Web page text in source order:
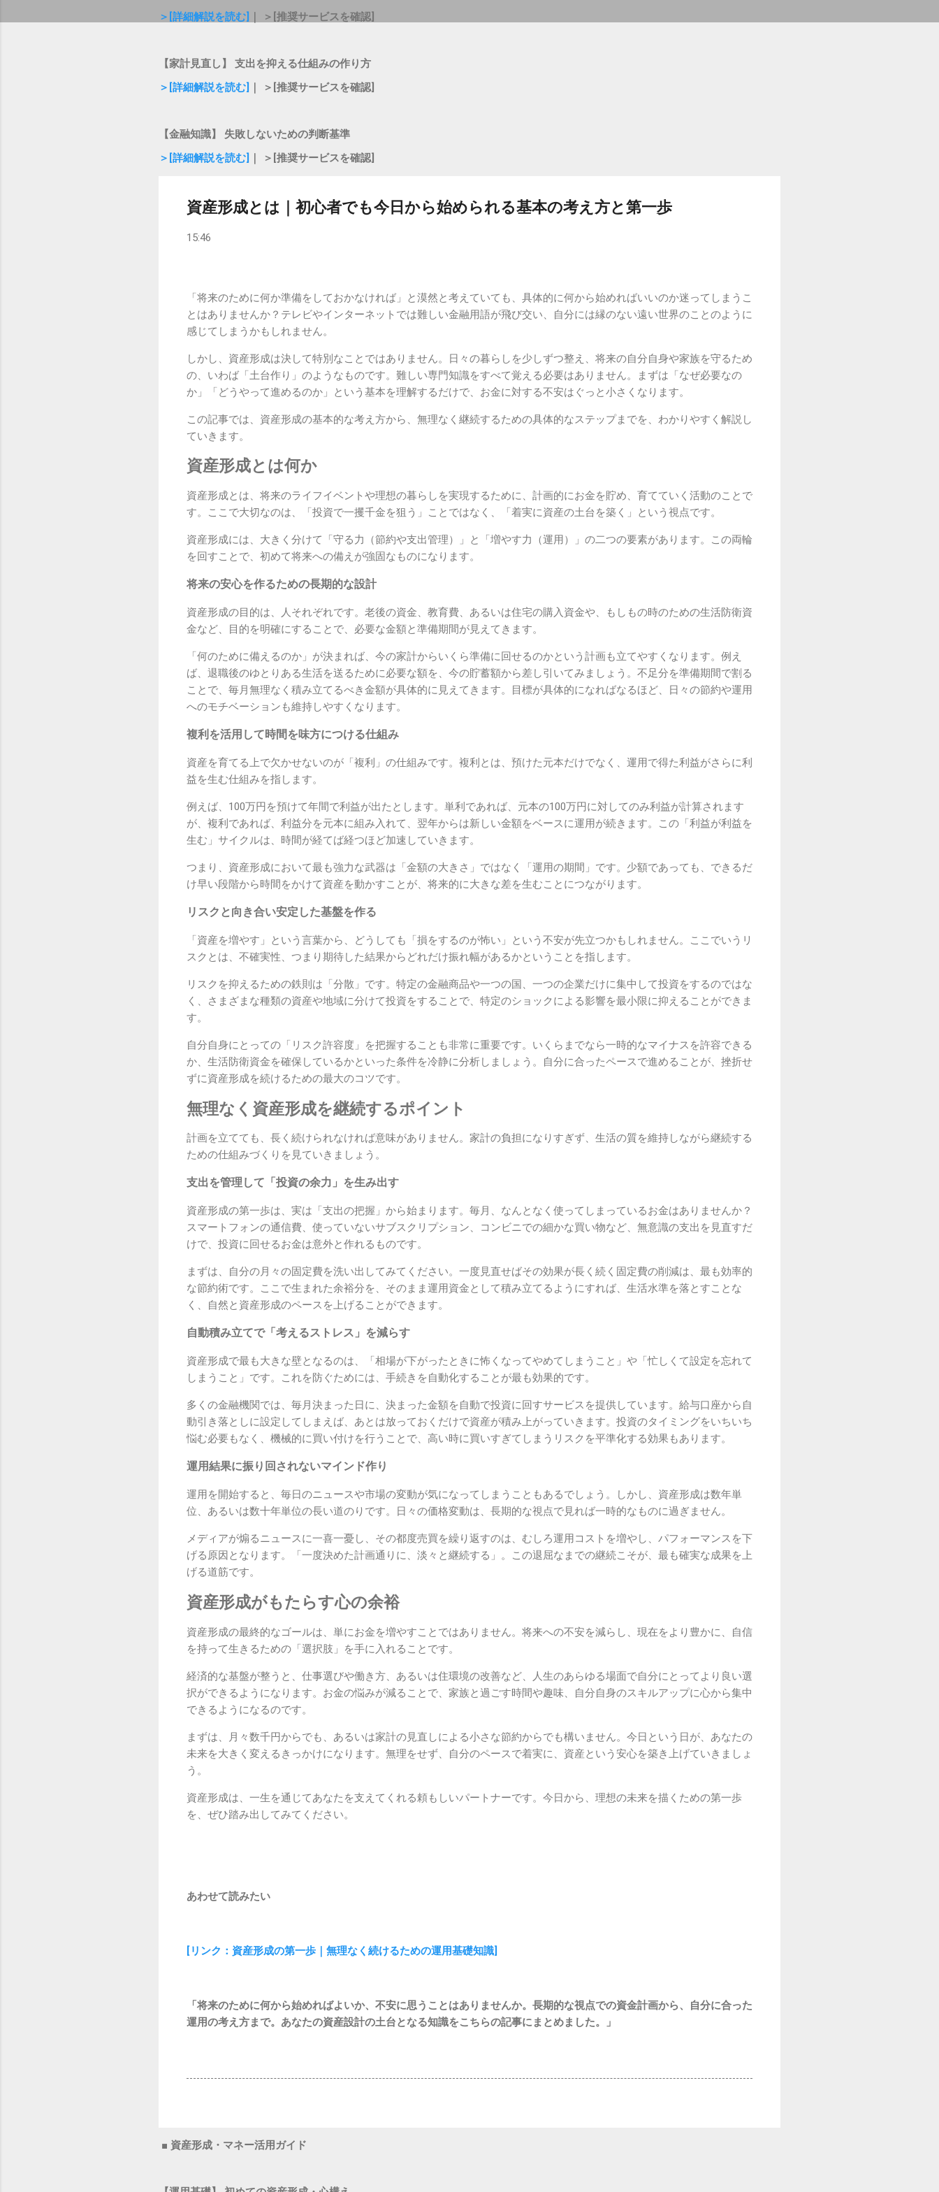
＞[詳細解説を読む]
｜ ＞[推奨サービスを確認]
【家計見直し】 支出を抑える仕組みの作り方
＞[詳細解説を読む]
｜ ＞[推奨サービスを確認]
【金融知識】 失敗しないための判断基準
＞[詳細解説を読む]
｜ ＞[推奨サービスを確認]
資産形成とは｜初心者でも今日から始められる基本の考え方と第一歩
15:46
「将来のために何か準備をしておかなければ」と漠然と考えていても、具体的に何から始めればいいのか迷ってしまうこ
とはありませんか？テレビやインターネットでは難しい金融用語が飛び交い、自分には縁のない遠い世界のことのように
感じてしまうかもしれません。
しかし、資産形成は決して特別なことではありません。日々の暮らしを少しずつ整え、将来の自分自身や家族を守るため
の、いわば「土台作り」のようなものです。難しい専門知識をすべて覚える必要はありません。まずは「なぜ必要なの
か」「どうやって進めるのか」という基本を理解するだけで、お金に対する不安はぐっと小さくなります。
この記事では、資産形成の基本的な考え方から、無理なく継続するための具体的なステップまでを、わかりやすく解説し
ていきます。
資産形成とは何か
資産形成とは、将来のライフイベントや理想の暮らしを実現するために、計画的にお金を貯め、育てていく活動のことで
す。ここで大切なのは、「投資で一攫千金を狙う」ことではなく、「着実に資産の土台を築く」という視点です。
資産形成には、大きく分けて「守る力（節約や支出管理）」と「増やす力（運用）」の二つの要素があります。この両輪
を回すことで、初めて将来への備えが強固なものになります。
将来の安心を作るための長期的な設計
資産形成の目的は、人それぞれです。老後の資金、教育費、あるいは住宅の購入資金や、もしもの時のための生活防衛資
金など、目的を明確にすることで、必要な金額と準備期間が見えてきます。
「何のために備えるのか」が決まれば、今の家計からいくら準備に回せるのかという計画も立てやすくなります。例え
ば、退職後のゆとりある生活を送るために必要な額を、今の貯蓄額から差し引いてみましょう。不足分を準備期間で割る
ことで、毎月無理なく積み立てるべき金額が具体的に見えてきます。目標が具体的になればなるほど、日々の節約や運用
へのモチベーションも維持しやすくなります。
複利を活用して時間を味方につける仕組み
資産を育てる上で欠かせないのが「複利」の仕組みです。複利とは、預けた元本だけでなく、運用で得た利益がさらに利
益を生む仕組みを指します。
例えば、100万円を預けて年間で利益が出たとします。単利であれば、元本の100万円に対してのみ利益が計算されます
が、複利であれば、利益分を元本に組み入れて、翌年からは新しい金額をベースに運用が続きます。この「利益が利益を
生む」サイクルは、時間が経てば経つほど加速していきます。
つまり、資産形成において最も強力な武器は「金額の大きさ」ではなく「運用の期間」です。少額であっても、できるだ
け早い段階から時間をかけて資産を動かすことが、将来的に大きな差を生むことにつながります。
リスクと向き合い安定した基盤を作る
「資産を増やす」という言葉から、どうしても「損をするのが怖い」という不安が先立つかもしれません。ここでいうリ
スクとは、不確実性、つまり期待した結果からどれだけ振れ幅があるかということを指します。
リスクを抑えるための鉄則は「分散」です。特定の金融商品や一つの国、一つの企業だけに集中して投資をするのではな
く、さまざまな種類の資産や地域に分けて投資をすることで、特定のショックによる影響を最小限に抑えることができま
す。
自分自身にとっての「リスク許容度」を把握することも非常に重要です。いくらまでなら一時的なマイナスを許容できる
か、生活防衛資金を確保しているかといった条件を冷静に分析しましょう。自分に合ったペースで進めることが、挫折せ
ずに資産形成を続けるための最大のコツです。
無理なく資産形成を継続するポイント
計画を立てても、長く続けられなければ意味がありません。家計の負担になりすぎず、生活の質を維持しながら継続する
ための仕組みづくりを見ていきましょう。
支出を管理して「投資の余力」を生み出す
資産形成の第一歩は、実は「支出の把握」から始まります。毎月、なんとなく使ってしまっているお金はありませんか？
スマートフォンの通信費、使っていないサブスクリプション、コンビニでの細かな買い物など、無意識の支出を見直すだ
けで、投資に回せるお金は意外と作れるものです。
まずは、自分の月々の固定費を洗い出してみてください。一度見直せばその効果が長く続く固定費の削減は、最も効率的
な節約術です。ここで生まれた余裕分を、そのまま運用資金として積み立てるようにすれば、生活水準を落とすことな
く、自然と資産形成のペースを上げることができます。
自動積み立てで「考えるストレス」を減らす
資産形成で最も大きな壁となるのは、「相場が下がったときに怖くなってやめてしまうこと」や「忙しくて設定を忘れて
しまうこと」です。これを防ぐためには、手続きを自動化することが最も効果的です。
多くの金融機関では、毎月決まった日に、決まった金額を自動で投資に回すサービスを提供しています。給与口座から自
動引き落としに設定してしまえば、あとは放っておくだけで資産が積み上がっていきます。投資のタイミングをいちいち
悩む必要もなく、機械的に買い付けを行うことで、高い時に買いすぎてしまうリスクを平準化する効果もあります。
運用結果に振り回されないマインド作り
運用を開始すると、毎日のニュースや市場の変動が気になってしまうこともあるでしょう。しかし、資産形成は数年単
位、あるいは数十年単位の長い道のりです。日々の価格変動は、長期的な視点で見れば一時的なものに過ぎません。
メディアが煽るニュースに一喜一憂し、その都度売買を繰り返すのは、むしろ運用コストを増やし、パフォーマンスを下
げる原因となります。「一度決めた計画通りに、淡々と継続する」。この退屈なまでの継続こそが、最も確実な成果を上
げる道筋です。
資産形成がもたらす心の余裕
資産形成の最終的なゴールは、単にお金を増やすことではありません。将来への不安を減らし、現在をより豊かに、自信
を持って生きるための「選択肢」を手に入れることです。
経済的な基盤が整うと、仕事選びや働き方、あるいは住環境の改善など、人生のあらゆる場面で自分にとってより良い選
択ができるようになります。お金の悩みが減ることで、家族と過ごす時間や趣味、自分自身のスキルアップに心から集中
できるようになるのです。
まずは、月々数千円からでも、あるいは家計の見直しによる小さな節約からでも構いません。今日という日が、あなたの
未来を大きく変えるきっかけになります。無理をせず、自分のペースで着実に、資産という安心を築き上げていきましょ
う。
資産形成は、一生を通じてあなたを支えてくれる頼もしいパートナーです。今日から、理想の未来を描くための第一歩
を、ぜひ踏み出してみてください。
あわせて読みたい
[リンク：資産形成の第一歩｜無理なく続けるための運用基礎知識]
「将来のために何から始めればよいか、不安に思うことはありませんか。長期的な視点での資金計画から、自分に合った
運用の考え方まで。あなたの資産設計の土台となる知識をこちらの記事にまとめました。」
■ 資産形成・マネー活用ガイド